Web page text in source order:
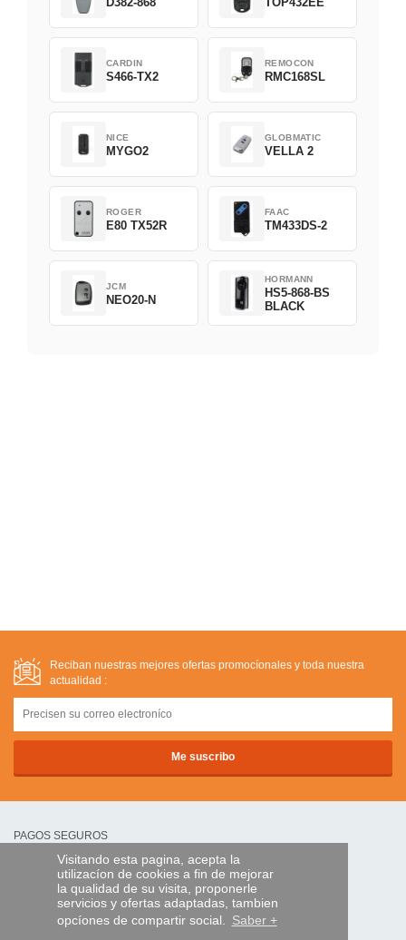
Visitando esta pagina, acepta la
utilizacíon de cookies a fin de mejorar
la qualidad de su visita, proponerle
servicios y ofertas adaptadas, tambien
opcíones de compartir social. Saber +
CARDIN
S466-TX2
REMOCON
RMC168SL
NICE
MYGO2
GLOBMATIC
VELLA 2
ROGER
E80 TX52R
FAAC
TM433DS-2
JCM
NEO20-N
HORMANN
HS5-868-BS
BLACK
Reciban nuestras mejores ofertas promocíonales y toda nuestra
actualidad :
PAGOS SEGUROS
transferencia bancaria
AYUDA Y SERVICIOS